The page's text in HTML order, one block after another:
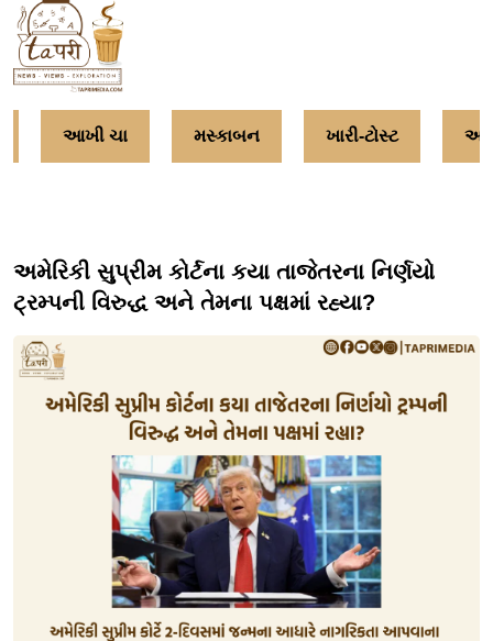
આખી ચા મસ્કાબન ખારી-ટોસ્ટ
અમેરિકી સુપ્રીમ કોર્ટના કયા તાજેતરના નિર્ણયો
ટ્રમ્પની વિરુદ્ધ અને તેમના પક્ષમાં રહ્યા?